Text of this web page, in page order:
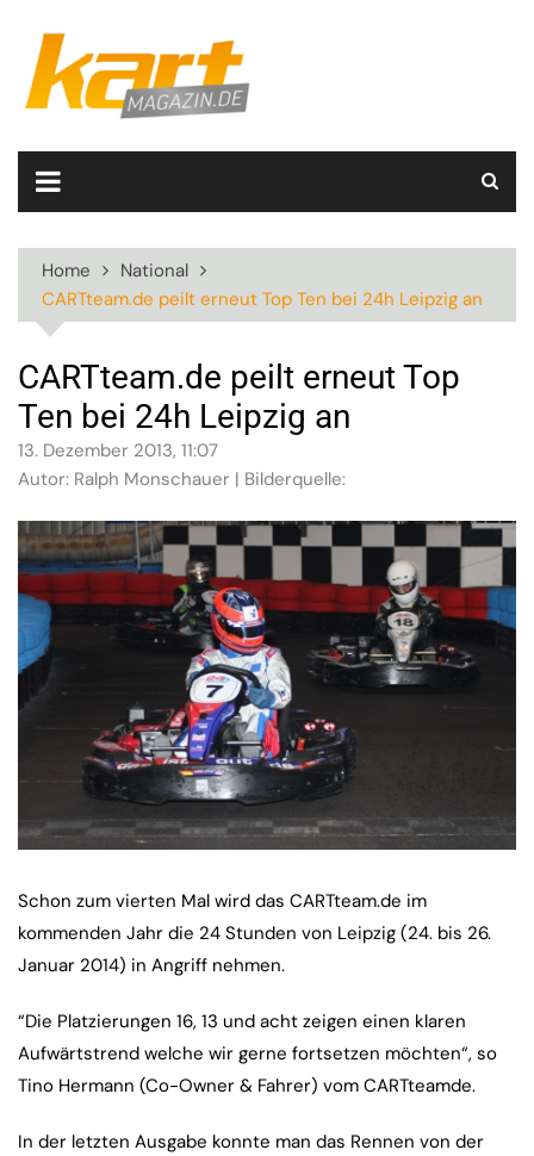
content
Home
National
CARTteam.de peilt erneut Top Ten bei 24h Leipzig an
CARTteam.de peilt erneut Top
Ten bei 24h Leipzig an
13. Dezember 2013, 11:07
Autor: Ralph Monschauer | Bilderquelle:
Schon zum vierten Mal wird das CARTteam.de im
kommenden Jahr die 24 Stunden von Leipzig (24. bis 26.
Januar 2014) in Angriff nehmen.
“Die Platzierungen 16, 13 und acht zeigen einen klaren
Aufwärtstrend welche wir gerne fortsetzen möchten“, so
Tino Hermann (Co-Owner & Fahrer) vom CARTteamde.
In der letzten Ausgabe konnte man das Rennen von der